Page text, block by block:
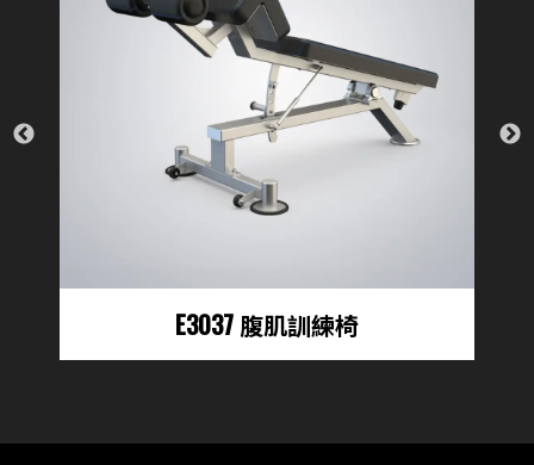
E3037 腹肌訓練椅